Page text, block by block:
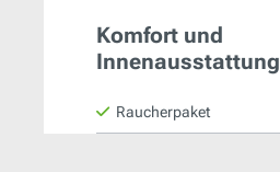
Komfort und
Innenausstattung
Raucherpaket